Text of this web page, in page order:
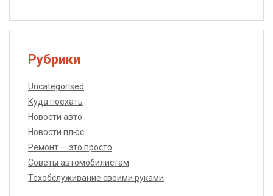
Рубрики
Uncategorised
Куда поехать
Новости авто
Новости плюс
Ремонт — это просто
Советы автомобилистам
Техобслуживание своими руками